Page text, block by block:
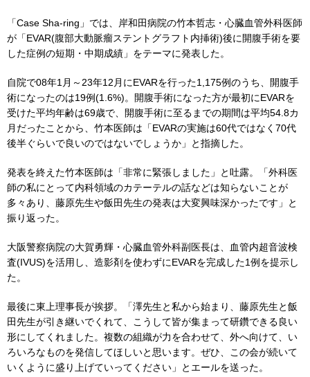
「Case Sha-ring」では、岸和田病院の竹本哲志・心臓血管外科医師
が「EVAR(腹部大動脈瘤ステントグラフト内挿術)後に開腹手術を要
した症例の短期・中期成績」をテーマに発表した。
自院で08年1月～23年12月にEVARを行った1,175例のうち、開腹手
術になったのは19例(1.6%)。開腹手術になった方が最初にEVARを
受けた平均年齢は69歳で、開腹手術に至るまでの期間は平均54.8カ
月だったことから、竹本医師は「EVARの実施は60代ではなく70代
後半ぐらいで良いのではないでしょうか」と指摘した。
発表を終えた竹本医師は「非常に緊張しました」と吐露。「外科医
師の私にとって内科領域のカテーテルの話などは知らないことが
多々あり、藤原先生や飯田先生の発表は大変興味深かったです」と
振り返った。
大阪警察病院の大賀勇輝・心臓血管外科副医長は、血管内超音波検
査(IVUS)を活用し、造影剤を使わずにEVARを完成した1例を提示し
た。
最後に東上理事長が挨拶。「澤先生と私から始まり、藤原先生と飯
田先生が引き継いでくれて、こうして皆が集まって研鑽できる良い
形にしてくれました。複数の組織が力を合わせて、外へ向けて、い
ろいろなものを発信してほしいと思います。ぜひ、この会が続いて
いくように盛り上げていってください」とエールを送った。